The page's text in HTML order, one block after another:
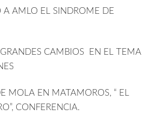
A AMLO EL SINDROME DE
CAMBIOS EN EL TEMA
MOLA EN MATAMOROS, “ EL
CONFERENCIA.